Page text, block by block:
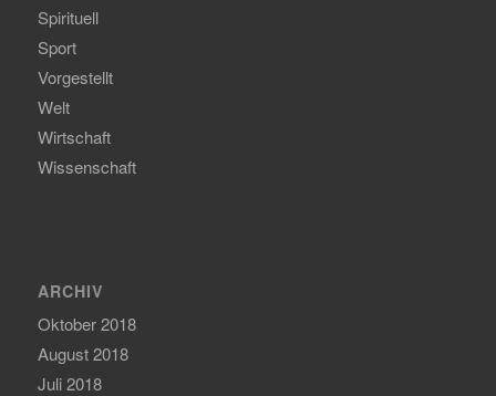
Spirituell
Sport
Vorgestellt
Welt
Wirtschaft
Wissenschaft
ARCHIV
Oktober 2018
August 2018
Juli 2018